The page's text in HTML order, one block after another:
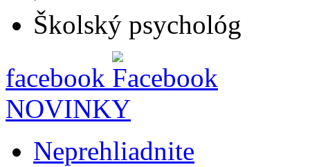
Školský psychológ
facebook
NOVINKY
Neprehliadnite